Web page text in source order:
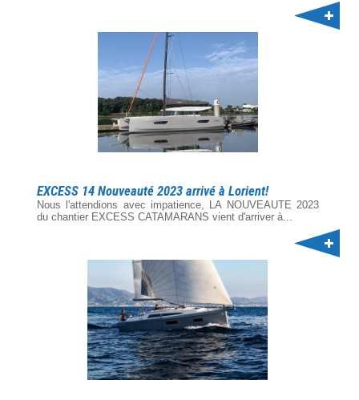
EXCESS 14 Nouveauté 2023 arrivé à Lorient!
Nous l'attendions avec impatience, LA NOUVEAUTE 2023
du chantier EXCESS CATAMARANS vient d'arriver à...